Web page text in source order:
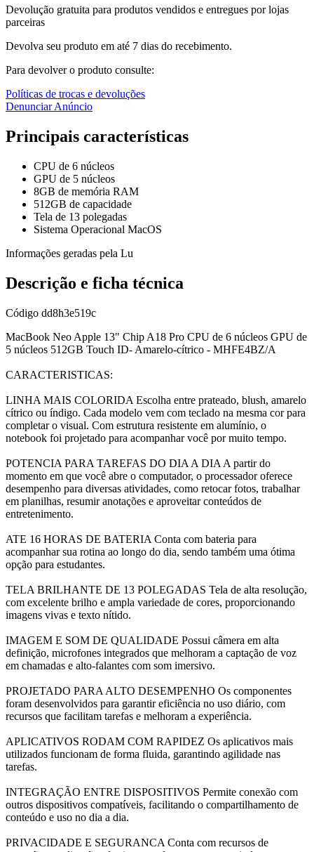
Devolução gratuita para produtos vendidos e entregues por lojas
parceiras
Devolva seu produto em até 7 dias do recebimento.
Para devolver o produto consulte:
Políticas de trocas e devoluções
Denunciar Anúncio
Principais características
CPU de 6 núcleos
GPU de 5 núcleos
8GB de memória RAM
512GB de capacidade
Tela de 13 polegadas
Sistema Operacional MacOS
Informações geradas pela Lu
Descrição e ficha técnica
Código dd8h3e519c
MacBook Neo Apple 13" Chip A18 Pro CPU de 6 núcleos GPU de
5 núcleos 512GB Touch ID- Amarelo-cítrico - MHFE4BZ/A
CARACTERISTICAS:
LINHA MAIS COLORIDA Escolha entre prateado, blush, amarelo
cítrico ou índigo. Cada modelo vem com teclado na mesma cor para
completar o visual. Com estrutura resistente em alumínio, o
notebook foi projetado para acompanhar você por muito tempo.
POTENCIA PARA TAREFAS DO DIA A DIA A partir do
momento em que você abre o computador, o processador oferece
desempenho para diversas atividades, como retocar fotos, trabalhar
em planilhas, resumir anotações e aproveitar conteúdos de
entretenimento.
ATE 16 HORAS DE BATERIA Conta com bateria para
acompanhar sua rotina ao longo do dia, sendo também uma ótima
opção para estudantes.
TELA BRILHANTE DE 13 POLEGADAS Tela de alta resolução,
com excelente brilho e ampla variedade de cores, proporcionando
imagens vivas e texto nítido.
IMAGEM E SOM DE QUALIDADE Possui câmera em alta
definição, microfones integrados que melhoram a captação de voz
em chamadas e alto-falantes com som imersivo.
PROJETADO PARA ALTO DESEMPENHO Os componentes
foram desenvolvidos para garantir eficiência no uso diário, com
recursos que facilitam tarefas e melhoram a experiência.
APLICATIVOS RODAM COM RAPIDEZ Os aplicativos mais
utilizados funcionam de forma fluida, garantindo agilidade nas
tarefas.
INTEGRAÇÃO ENTRE DISPOSITIVOS Permite conexão com
outros dispositivos compatíveis, facilitando o compartilhamento de
conteúdo e uso no dia a dia.
PRIVACIDADE E SEGURANCA Conta com recursos de